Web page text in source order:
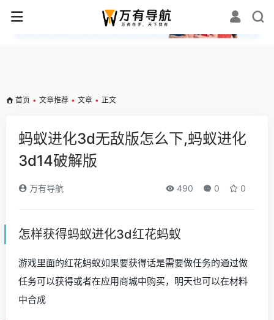
✕
首页 • 文章推荐 • 文章 • 正文
蚂蚁进化3d无敌版怎么下,蚂蚁进化
3d14破解版
万有导航 490 0 0
怎样获得蚂蚁进化3d红花蚂蚁
游戏里面的红花蚂蚁如果要获得话是需要做任务的通过做
任务可以获得或者在应用商城中购买，明天也可以在材料
中合成